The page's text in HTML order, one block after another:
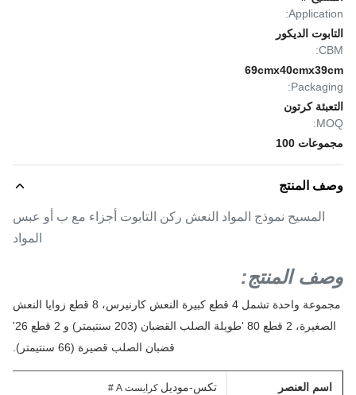
Application:
التابوت الديكور
CBM:
69cmx40cmx39cm
Packaging:
التعبئة كرتون
MOQ:
مجموعات 100
وصف المنتج
المسيح نموذج المواد النعش ركن التابوت أجزاء مع ب أو عبس
المواد
وصف المنتج:
مجموعة واحدة تشمل 4 قطع كبيرة النعش كارنيرس، 8 قطع زوايا النعش
الصغيرة، 2 قطع 80 'طويلة الصلب القضبان (203 سنتيمتر) و 2 قطع 26'
قضبان الصلب قصيرة (66 سنتيمتر).
اسم العنصر تكس-موديل كرايست A #